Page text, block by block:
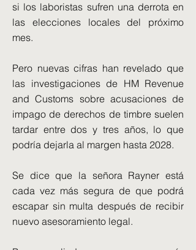
si los laboristas sufren una derrota en
las elecciones locales del próximo
mes.
Pero nuevas cifras han revelado que
las investigaciones de HM Revenue
and Customs sobre acusaciones de
impago de derechos de timbre suelen
tardar entre dos y tres años, lo que
podría dejarla al margen hasta 2028.
Se dice que la señora Rayner está
cada vez más segura de que podrá
escapar sin multa después de recibir
nuevo asesoramiento legal.